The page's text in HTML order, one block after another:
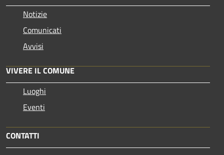
Notizie
Comunicati
Avvisi
VIVERE IL COMUNE
Luoghi
Eventi
CONTATTI